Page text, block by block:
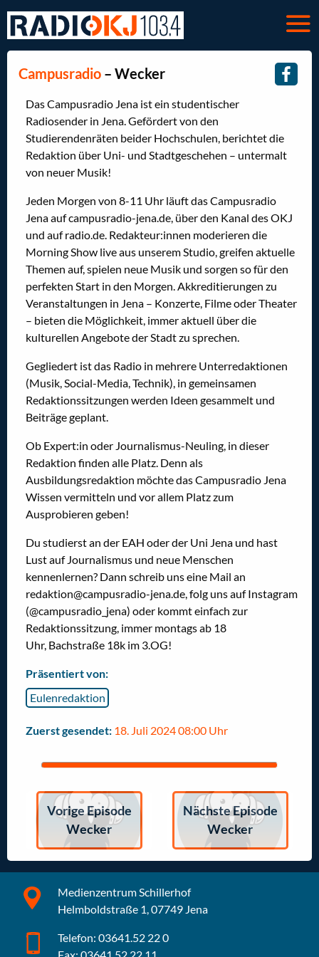
Campusradio – Wecker
Das Campusradio Jena ist ein studentischer
Radiosender in Jena. Gefördert von den
Studierendenräten beider Hochschulen, berichtet die
Redaktion über Uni- und Stadtgeschehen – untermalt
von neuer Musik!
Jeden Morgen von 8-11 Uhr läuft das Campusradio
Jena auf campusradio-jena.de, über den Kanal des OKJ
und auf radio.de. Redakteur:innen moderieren die
Morning Show live aus unserem Studio, greifen aktuelle
Themen auf, spielen neue Musik und sorgen so für den
perfekten Start in den Morgen. Akkreditierungen zu
Veranstaltungen in Jena – Konzerte, Filme oder Theater
– bieten die Möglichkeit, immer aktuell über die
kulturellen Angebote der Stadt zu sprechen.
Gegliedert ist das Radio in mehrere Unterredaktionen
(Musik, Social-Media, Technik), in gemeinsamen
Redaktionssitzungen werden Ideen gesammelt und
Beiträge geplant.
Ob Expert:in oder Journalismus-Neuling, in dieser
Redaktion finden alle Platz. Denn als
Ausbildungsredaktion möchte das Campusradio Jena
Wissen vermitteln und vor allem Platz zum
Ausprobieren geben!
Du studierst an der EAH oder der Uni Jena und hast
Lust auf Journalismus und neue Menschen
kennenlernen? Dann schreib uns eine Mail an
redaktion@campusradio-jena.de, folg uns auf Instagram
(@campusradio_jena) oder kommt einfach zur
Redaktionssitzung, immer montags ab 18
Uhr, Bachstraße 18k im 3.OG!
Präsentiert von:
Eulenredaktion
Zuerst gesendet: 18. Juli 2024 08:00 Uhr
Vorige Episode
Wecker
Nächste Episode
Wecker
Medienzentrum Schillerhof
Helmboldstraße 1, 07749 Jena
Telefon: 03641.52 22 0